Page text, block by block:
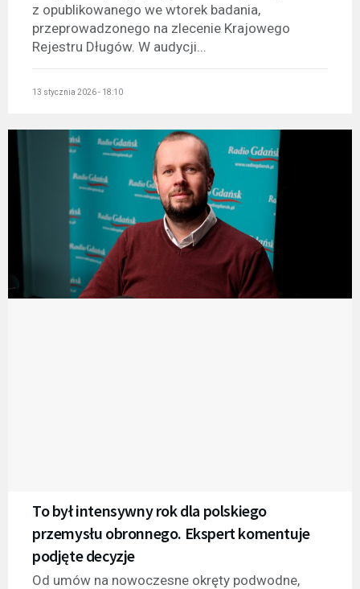
z opublikowanego we wtorek badania,
przeprowadzonego na zlecenie Krajowego
Rejestru Długów. W audycji...
13 stycznia 2026 - 18:10
To był intensywny rok dla polskiego
przemysłu obronnego. Ekspert komentuje
podjęte decyzje
Od umów na nowoczesne okręty podwodne,